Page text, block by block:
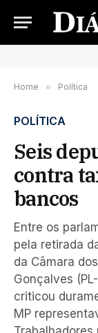
Home » Política
POLÍTICA
Seis
contra
bancos
Entre os
pela retirada
da Câmara
Gonçalves
criticou
MP